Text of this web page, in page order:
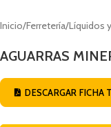
Inicio/Ferretería/Líquidos
AGUARRAS
DESCARGAR FICHA